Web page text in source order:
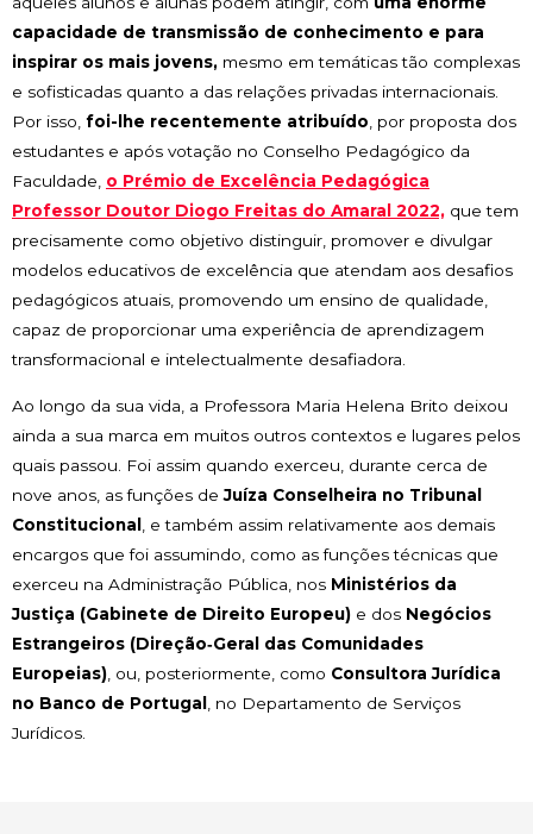
capacidade de transmissão de conhecimento e para
inspirar os mais jovens, mesmo em temáticas tão complexas
e sofisticadas quanto a das relações privadas internacionais.
Por isso, foi-lhe recentemente atribuído, por proposta dos
estudantes e após votação no Conselho Pedagógico da
Faculdade, o Prémio de Excelência Pedagógica
Professor Doutor Diogo Freitas do Amaral 2022, que tem
precisamente como objetivo distinguir, promover e divulgar
modelos educativos de excelência que atendam aos desafios
pedagógicos atuais, promovendo um ensino de qualidade,
capaz de proporcionar uma experiência de aprendizagem
transformacional e intelectualmente desafiadora.
Ao longo da sua vida, a Professora Maria Helena Brito deixou
ainda a sua marca em muitos outros contextos e lugares pelos
quais passou. Foi assim quando exerceu, durante cerca de
nove anos, as funções deJuíza Conselheira no Tribunal
Constitucional
, e também assim relativamente aos demais
encargos que foi assumindo, como as funções técnicas que
exerceu na Administração Pública, nos Ministérios da
Justiça (Gabinete de Direito Europeu) e dos Negócios
Estrangeiros (Direção‑Geral das Comunidades
Europeias) , ou, posteriormente, como Consultora Jurídica
no Banco de Portugal
, no Departamento de Serviços
Jurídicos.